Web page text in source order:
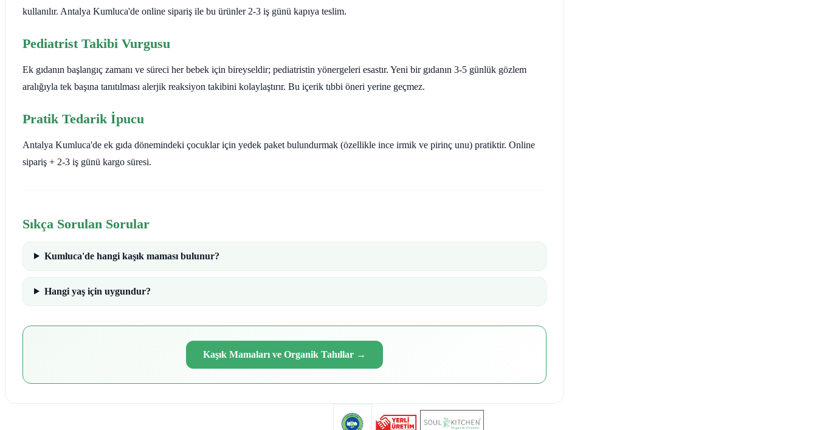
kullanılır. Antalya Kumluca'de online sipariş ile bu ürünler 2-3 iş günü kapıya teslim.
Pediatrist Takibi Vurgusu
Ek gıdanın başlangıç zamanı ve süreci her bebek için bireyseldir; pediatristin yönergeleri esastır. Yeni bir gıdanın 3-5 günlük gözlem
aralığıyla tek başına tanıtılması alerjik reaksiyon takibini kolaylaştırır. Bu içerik tıbbi öneri yerine geçmez.
Pratik Tedarik İpucu
Antalya Kumluca'de ek gıda dönemindeki çocuklar için yedek paket bulundurmak (özellikle ince irmik ve pirinç unu) pratiktir. Online
sipariş + 2-3 iş günü kargo süresi.
Sıkça Sorulan Sorular
Kumluca'de hangi kaşık maması bulunur?
Hangi yaş için uygundur?
Kaşık Mamaları ve Organik Tahıllar →